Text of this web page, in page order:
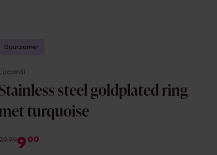
Duurzamer
steel goldplated ring
turquoise
9 00